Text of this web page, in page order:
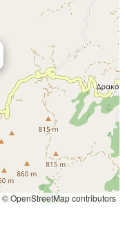
© OpenStreetMap contributors